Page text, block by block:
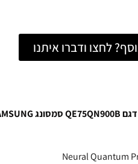
לחצו ודברו איתנו